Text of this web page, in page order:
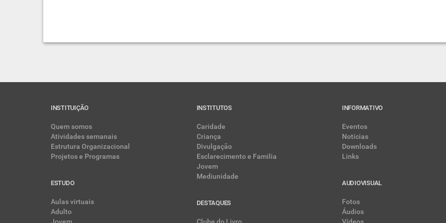
INSTITUIÇÃO
Quem somos
Atividades semanais
Estrutura Organizacional
Projetos e Programas
ESTUDO
Aulas virtuais
Adulto
INSTITUTOS
Caridade
Criança
Divulgação
Esclarecimento e Familia
Jovem
Mediunidade
DESTAQUES
INFORMATIVO
Eventos
Notícias
Downloads
Links
AUDIOVISUAL
Fotos
Áudios